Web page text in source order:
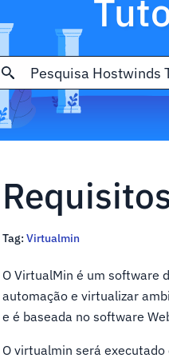
Tag: Virtualmin
O VirtualMin é um software
automação e virtualizar
e é baseada no software
O virtualmin será